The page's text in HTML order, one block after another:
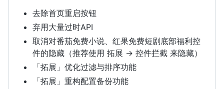
去除首页重启按钮
弃用大量过时API
取消对番茄免费小说、红果免费短剧底部福利控
件的隐藏（推荐使用 拓展 -> 控件拦截 来隐藏）
「拓展」优化过滤与排序功能
「拓展」重构配置备份功能